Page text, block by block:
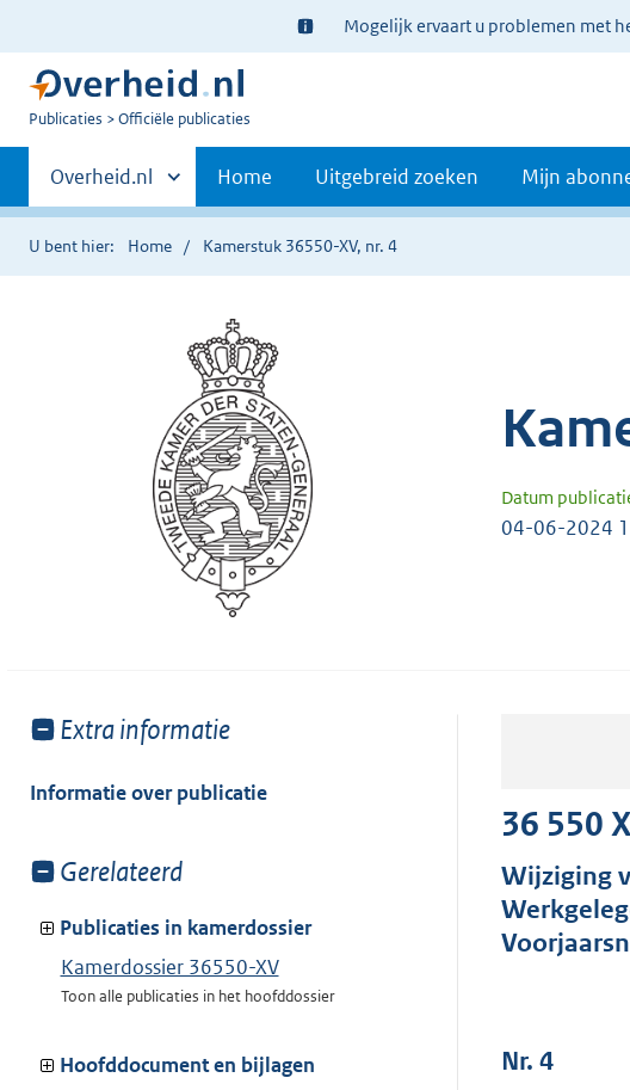
Ter
informatie:
Mogelijk ervaart u problemen met
U
Publicaties Officiële publicaties
Primaire
navigatie
Andere
sites
binnen
Overheid.nl Home Uitgebreid zoeken Mijn
U bent hier: Home Kamerstuk 36550-XV, nr. 4
Datum
04-06-2024
Toon
van:
Extra informatie
Informatie over publicatie
Toon
van:
Gerelateerd
Publicaties in kamerdossier
Kamerdossier 36550-XV
Toon alle publicaties in het hoofddossier
Hoofddocument en bijlagen
36 550
Wijziging
Nr. 4